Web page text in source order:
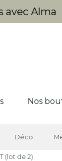
avec Alma
Nos
Déco
(lot de 2)